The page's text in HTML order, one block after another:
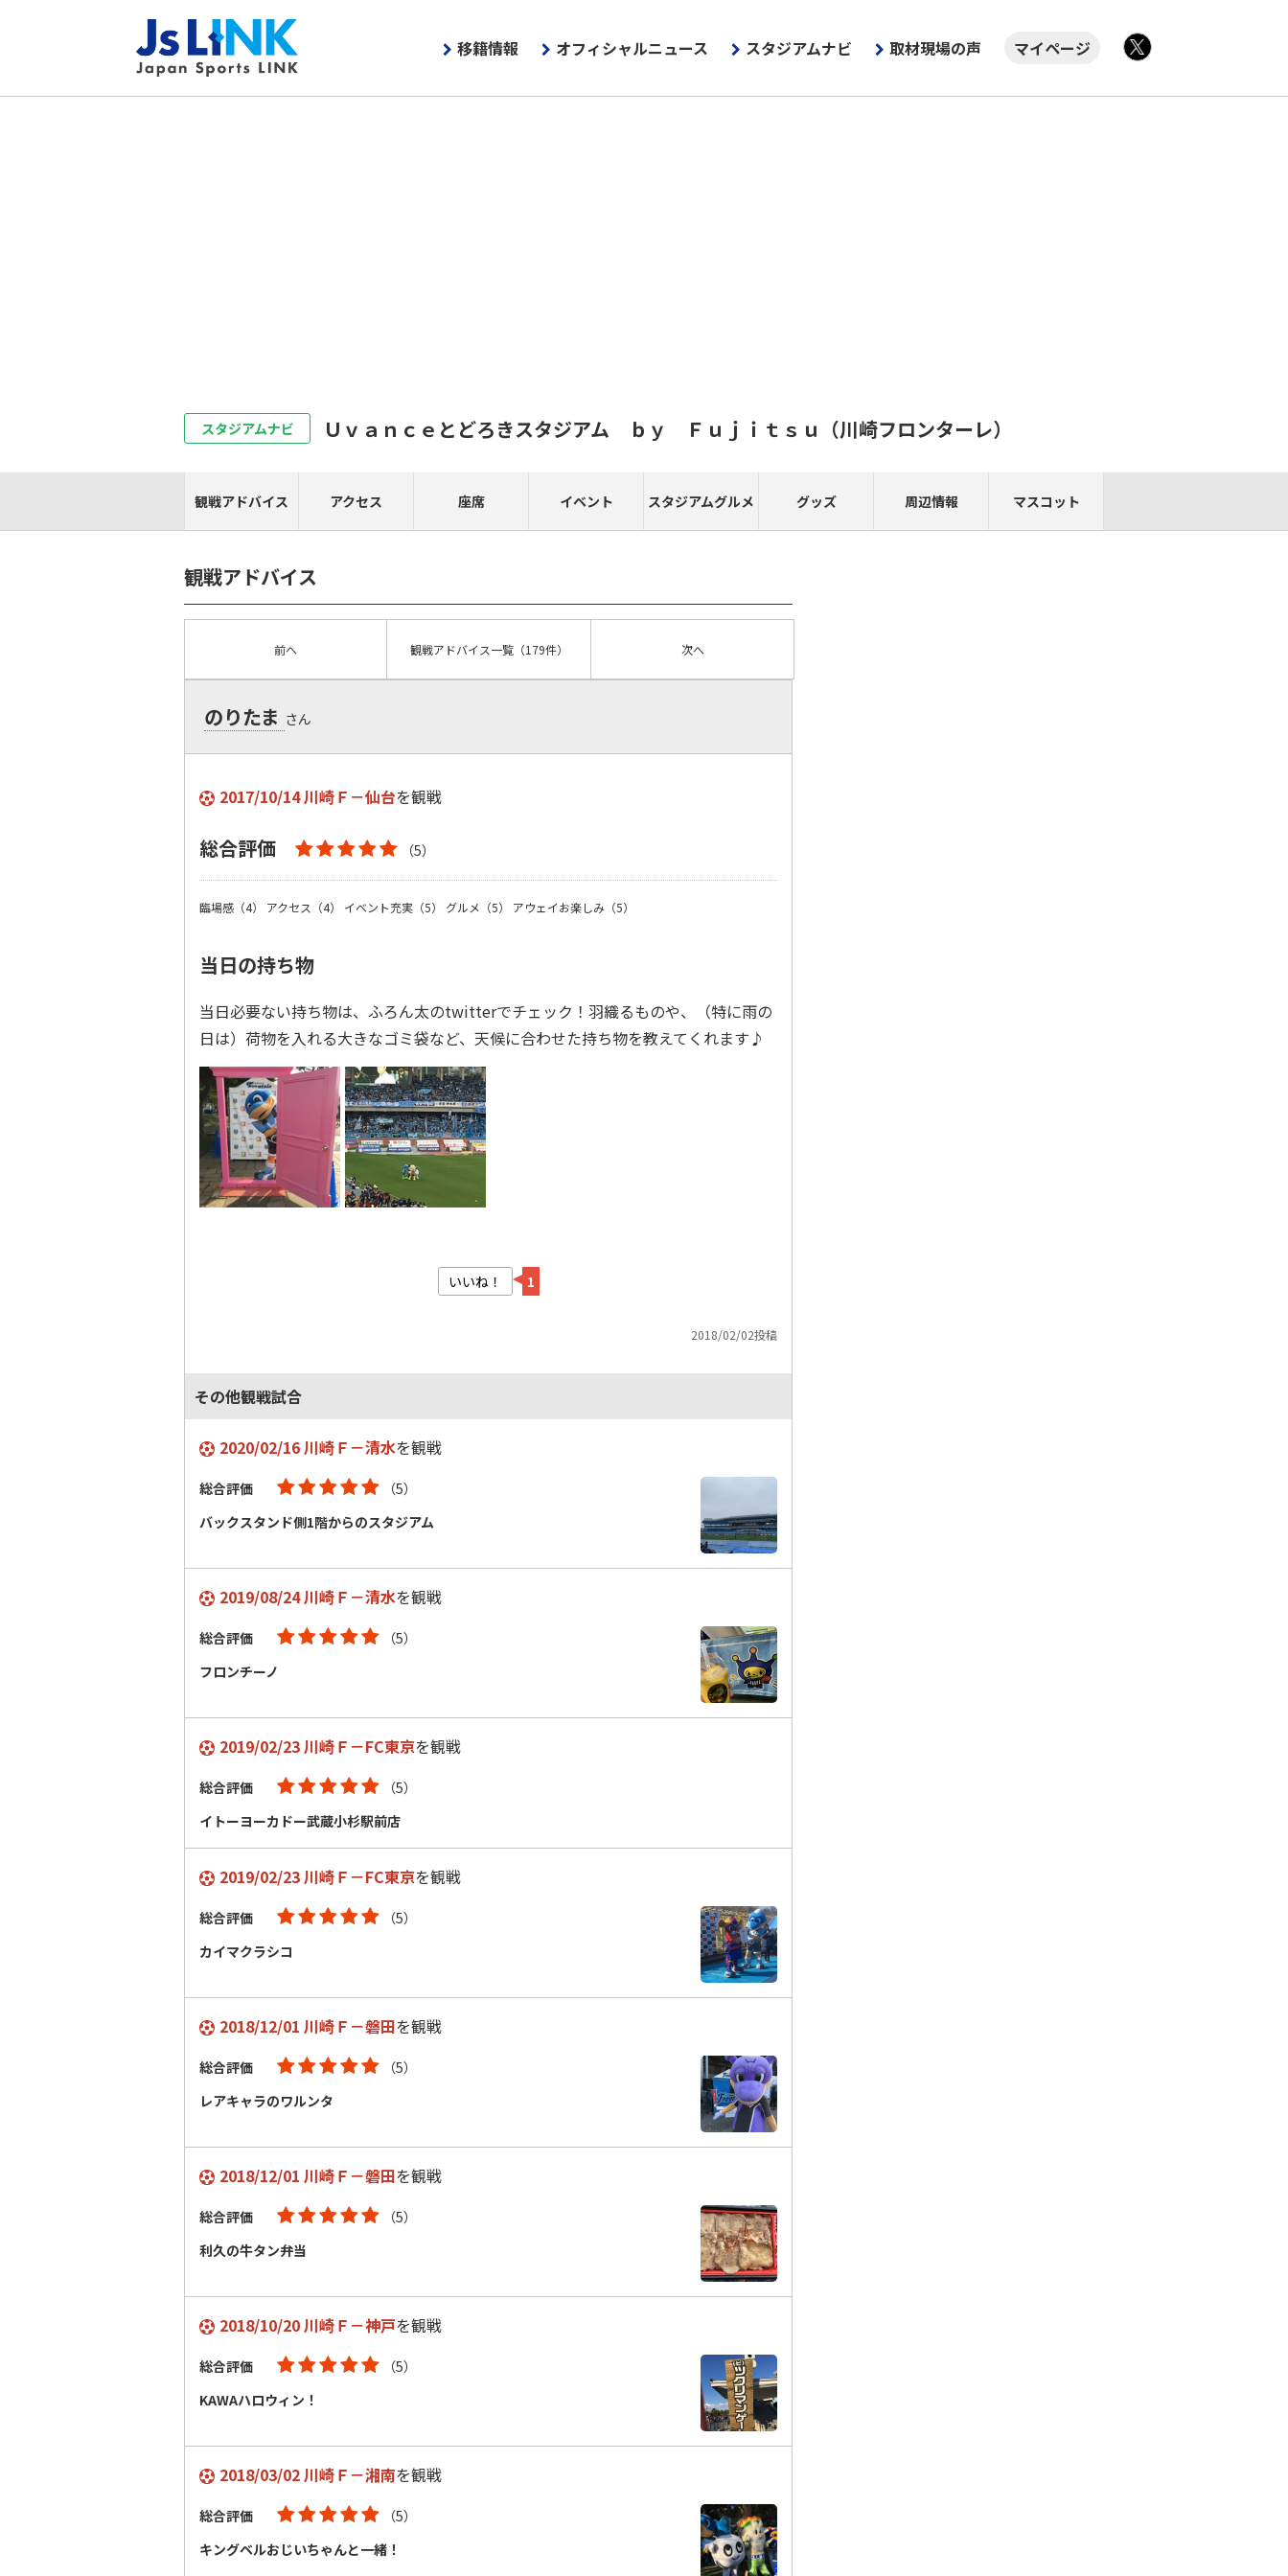
移籍情報 オフィシャルニュース スタジアムナビ 取材現場の声
マイページ
スタジアムナビ Ｕｖａｎｃｅとどろきスタジアム ｂｙ Ｆｕｊｉｔｓｕ （川崎フロンターレ）
観戦アドバイス アクセス 座席 イベント スタジアムグルメ グッズ 周辺情報 マスコット
観戦アドバイス
前へ 観戦アドバイス一覧（179件） 次へ
のりたま さん
2017/10/14 川崎Ｆ－仙台を観戦
総合評価 （5）
臨場感（4） アクセス（4） イベント充実（5） グルメ（5） アウェイお楽しみ（5）
当日の持ち物
当日必要ない持ち物は、ふろん太のtwitterでチェック！羽織るものや、（特に雨の
日は）荷物を入れる大きなゴミ袋など、天候に合わせた持ち物を教えてくれます♪
いいね！ 1
2018/02/02投稿
その他観戦試合
2020/02/16 川崎Ｆ－清水を観戦
総合評価
（5）
バックスタンド側1階からのスタジアム
2019/08/24 川崎Ｆ－清水を観戦
総合評価
（5）
フロンチーノ
2019/02/23 川崎Ｆ－FC東京を観戦
総合評価
（5）
イトーヨーカドー武蔵小杉駅前店
2019/02/23 川崎Ｆ－FC東京を観戦
総合評価
（5）
カイマクラシコ
2018/12/01 川崎Ｆ－磐田を観戦
総合評価
（5）
レアキャラのワルンタ
2018/12/01 川崎Ｆ－磐田を観戦
総合評価
（5）
利久の牛タン弁当
2018/10/20 川崎Ｆ－神戸を観戦
総合評価
（5）
KAWAハロウィン！
2018/03/02 川崎Ｆ－湘南を観戦
総合評価
（5）
キングベルおじいちゃんと一緒！